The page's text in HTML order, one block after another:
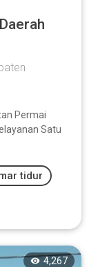
Permai
Satu
tidur
4,267